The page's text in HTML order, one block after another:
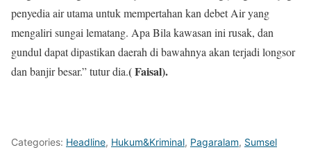
penyedia air utama untuk mempertahan kan debet Air yang
mengaliri sungai lematang. Apa Bila kawasan ini rusak, dan
gundul dapat dipastikan daerah di bawahnya akan terjadi longsor
dan banjir besar.” tutur dia.( Faisal).
Categories: Headline, Hukum&Kriminal, Pagaralam, Sumsel